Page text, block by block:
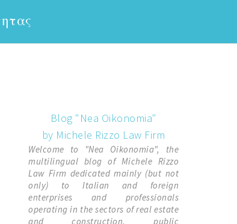
Blog "Nea Oikonomia"
by Michele Rizzo Law Firm
Welcome to "Nea Oikonomia", the
multilingual blog of Michele Rizzo
Law Firm dedicated mainly (but not
only) to Italian and foreign
enterprises and professionals
operating in the sectors of real estate
and construction, public